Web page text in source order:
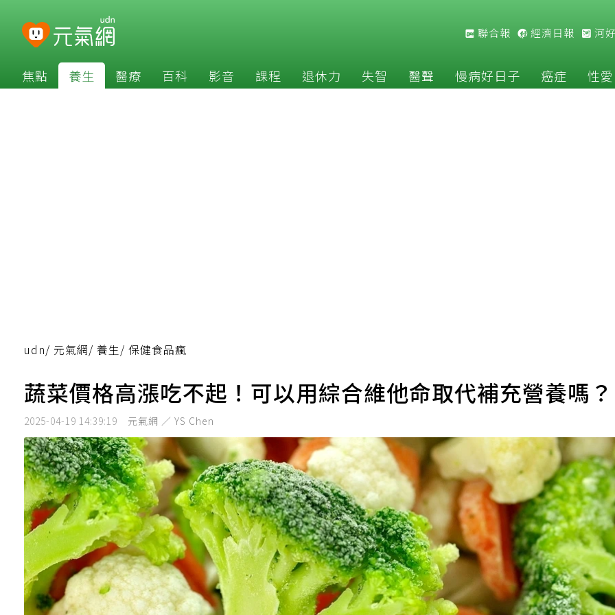
聯合報 經濟日報 河
焦點 養生 醫療 百科 影音 課程 退休力 失智 醫聲 慢病好日子 癌症 性愛
udn/ 元氣網/ 養生/ 保健食品瘋
蔬菜價格高漲吃不起！可以用綜合維他命取代補充營養嗎
2025-04-19 14:39:19 元氣網 ／ YS Chen